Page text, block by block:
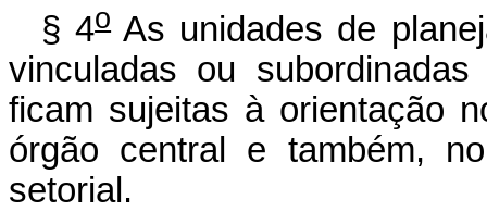
§ 4oAs unidades de
vinculadas ou
ficam sujeitas à orientação
órgão central e também,
setorial.